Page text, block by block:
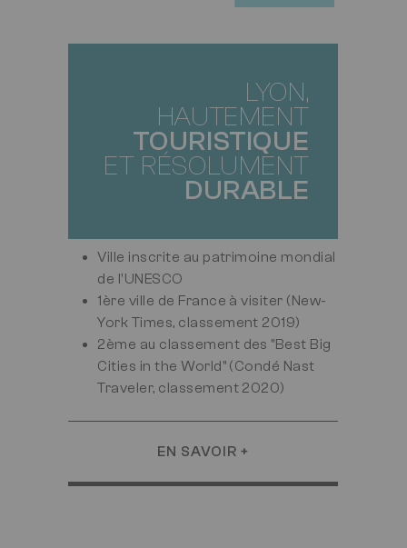
LYON,
HAUTEMENT
TOURISTIQUE
ET RÉSOLUMENT
DURABLE
Ville inscrite au patrimoine mondial
de l'UNESCO
1ère ville de France à visiter (New-
York Times, classement 2019)
2ème au classement des "Best Big
Cities in the World" (Condé Nast
Traveler, classement 2020)
EN SAVOIR +